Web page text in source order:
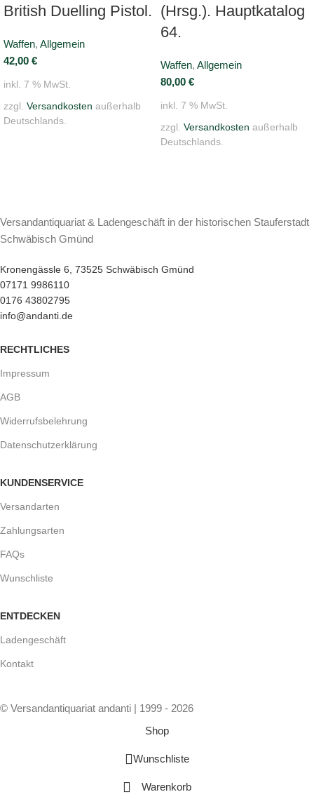
British Duelling Pistol.
Waffen, Allgemein
42,00 €
inkl. 7 % MwSt.
zzgl. Versandkosten außerhalb
Deutschlands.
(Hrsg.). Hauptkatalog
64.
Waffen, Allgemein
80,00 €
inkl. 7 % MwSt.
zzgl. Versandkosten außerhalb
Deutschlands.
Versandantiquariat & Ladengeschäft in der historischen Stauferstadt
Schwäbisch Gmünd
Kronengässle 6, 73525 Schwäbisch Gmünd
07171 9986110
0176 43802795
info@andanti.de
RECHTLICHES
Impressum
AGB
Widerrufsbelehrung
Datenschutzerklärung
KUNDENSERVICE
Versandarten
Zahlungsarten
FAQs
Wunschliste
ENTDECKEN
Ladengeschäft
Kontakt
© Versandantiquariat andanti | 1999 - 2026
Shop
Wunschliste
Warenkorb